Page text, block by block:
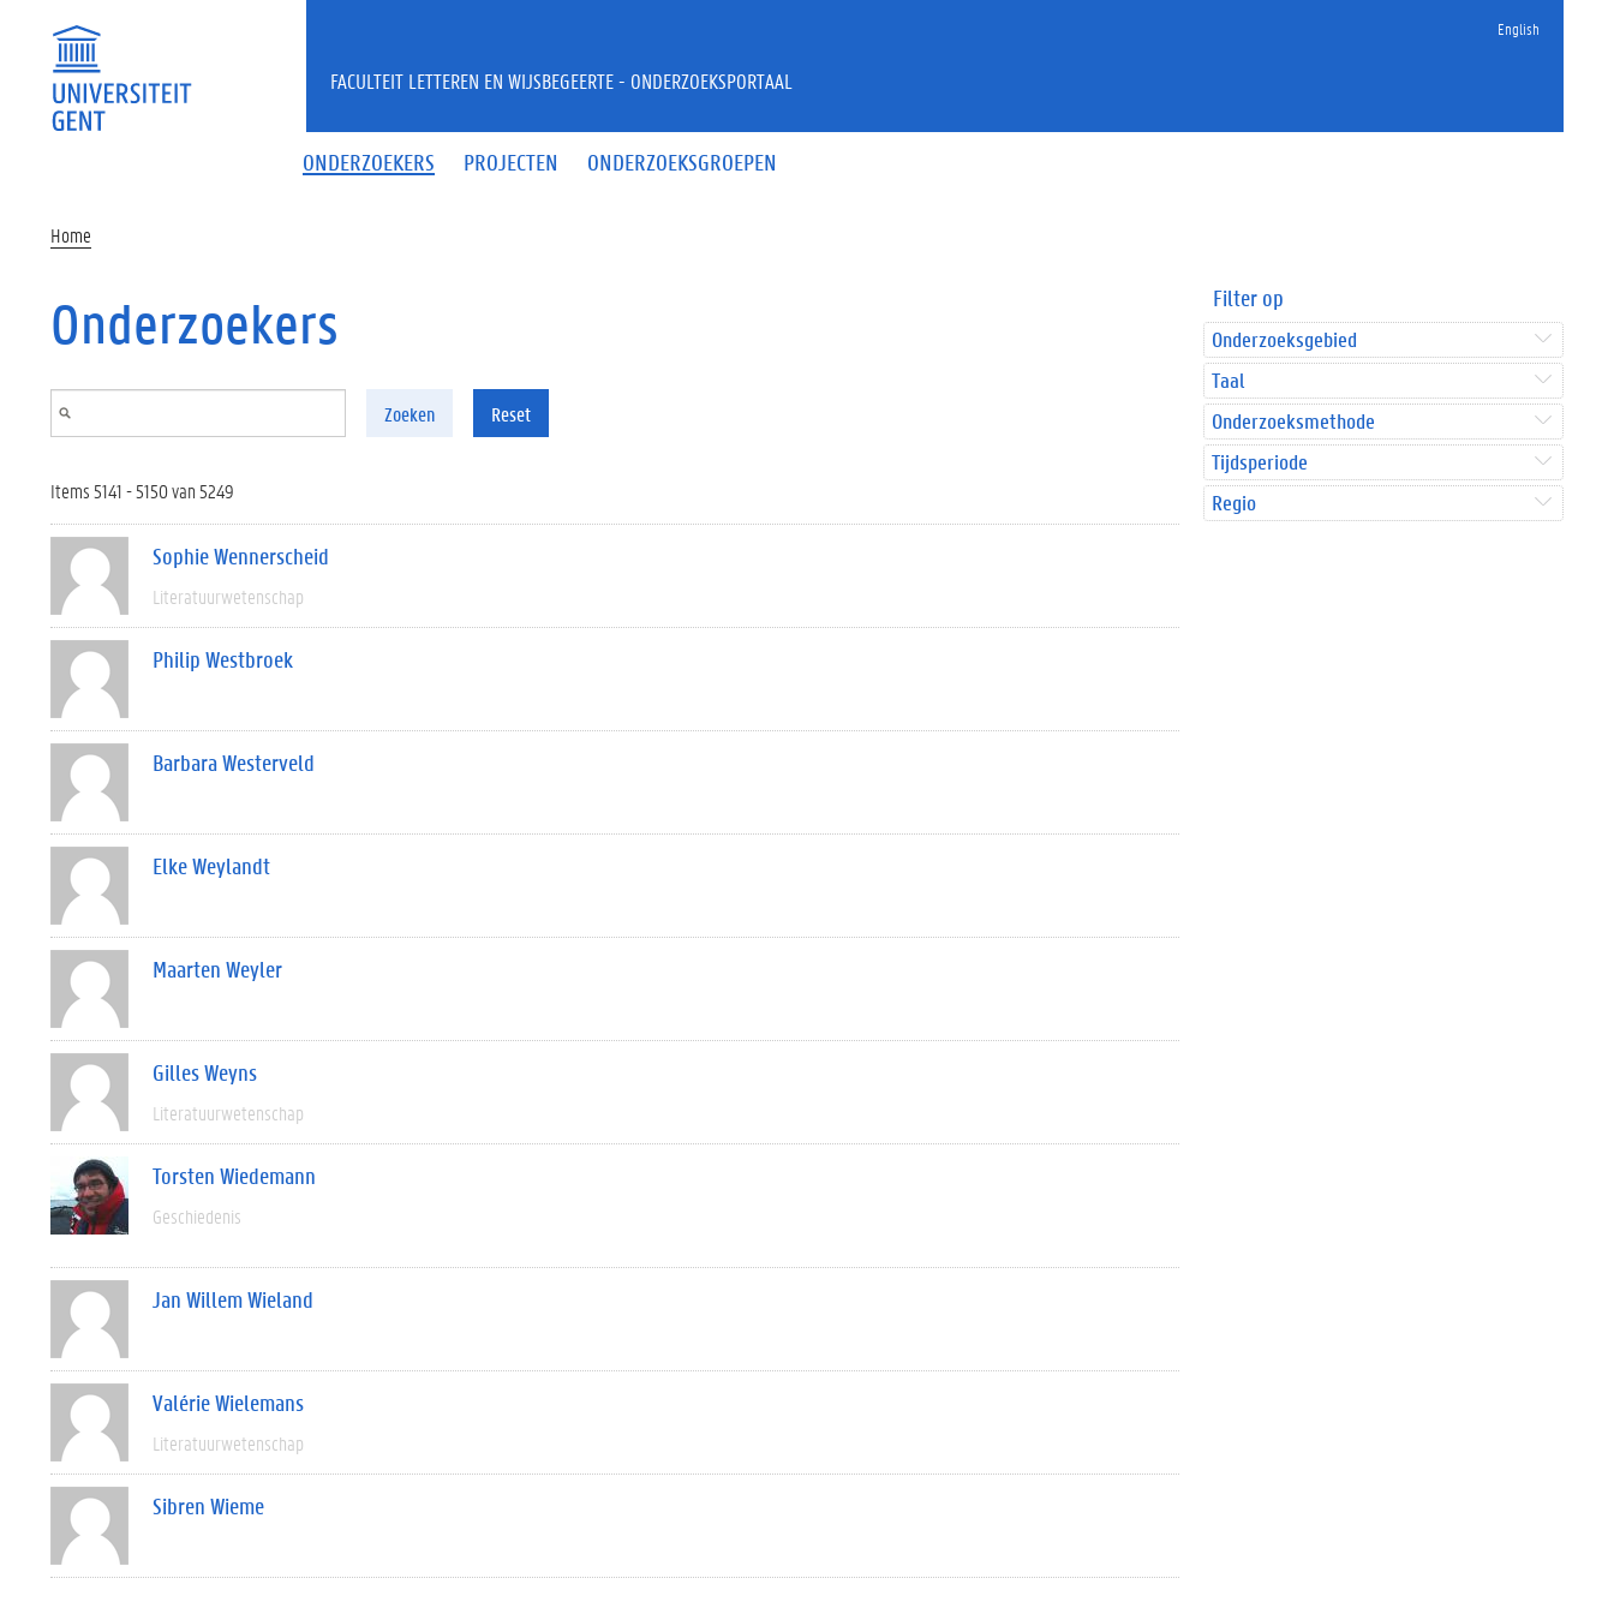
English
ONDERZOEKERS PROJECTEN ONDERZOEKSGROEPEN
FACULTEIT LETTEREN EN WIJSBEGEERTE - ONDERZOEKSPORTAAL
Home
Onderzoekers
Zoeken Reset
Items 5141 - 5150 van 5249
Sophie Wennerscheid
Literatuurwetenschap
Philip Westbroek
Barbara Westerveld
Elke Weylandt
Maarten Weyler
Gilles Weyns
Literatuurwetenschap
Torsten Wiedemann
Geschiedenis
Jan Willem Wieland
Valérie Wielemans
Literatuurwetenschap
Sibren Wieme
Filter op
Onderzoeksgebied
Taal
Onderzoeksmethode
Tijdsperiode
Regio